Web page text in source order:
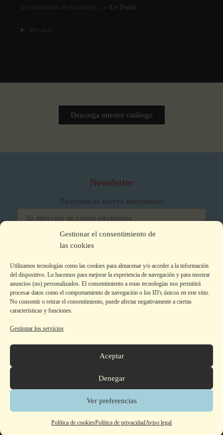
Gestionar el consentimiento de
las cookies
Utilizamos tecnologías como las cookies para almacenar y/o acceder a la información
del dispositivo. Lo hacemos para mejorar la experiencia de navegación y para mostrar
anuncios (no) personalizados. El consentimiento a estas tecnologías nos permitirá
procesar datos como el comportamiento de navegación o los ID's únicos en este sitio.
No consentir o retirar el consentimiento, puede afectar negativamente a ciertas
características y funciones.
Gestionar los servicios
Aceptar
Denegar
Ver preferencias
Polí­tica de cookiesPolí­tica de privacidadAviso legal
la condición de la mujer…»
Le Point
Ver más
Descarga nuestro catálogo
Newsletter
Dirección de correo electrónico:
He leído y acepto los términos y condiciones
Colecciones
Autor@s
Contacto